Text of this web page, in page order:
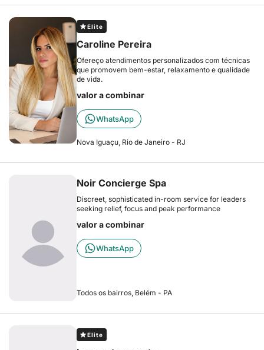
Elite
Caroline Pereira
Ofereço atendimentos personalizados com técnicas
que promovem bem-estar, relaxamento e qualidade
de vida.
valor a combinar
WhatsApp
Nova Iguaçu, Rio de Janeiro - RJ
Noir Concierge Spa
Discreet, sophisticated in-room service for leaders
seeking relief, focus and peak performance
valor a combinar
WhatsApp
Todos os bairros, Belém - PA
Elite